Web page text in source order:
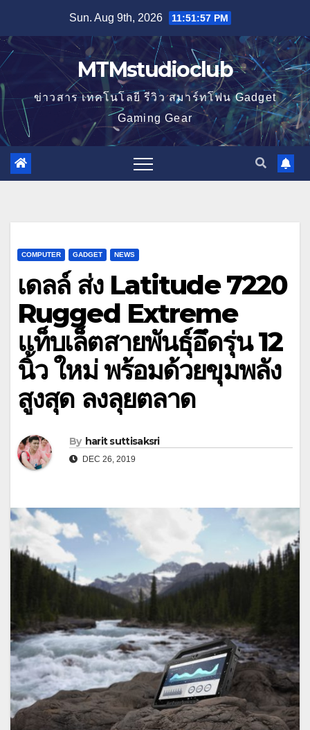
content
Sun. Aug 9th, 2026 11:51:59 PM
MTMstudioclub
ข่าวสาร เทคโนโลยี รีวิว สมาร์ทโฟน Gadget
Gaming Gear
COMPUTER GADGET NEWS
เดลล์ ส่ง Latitude 7220
Rugged Extreme
แท็บเล็ตสายพันธุ์อึดรุ่น 12
นิ้ว ใหม่ พร้อมด้วยขุมพลัง
สูงสุด ลงลุยตลาด
By harit suttisaksri
DEC 26, 2019